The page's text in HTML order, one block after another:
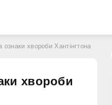
хвороби Хантінгтона
хвороби